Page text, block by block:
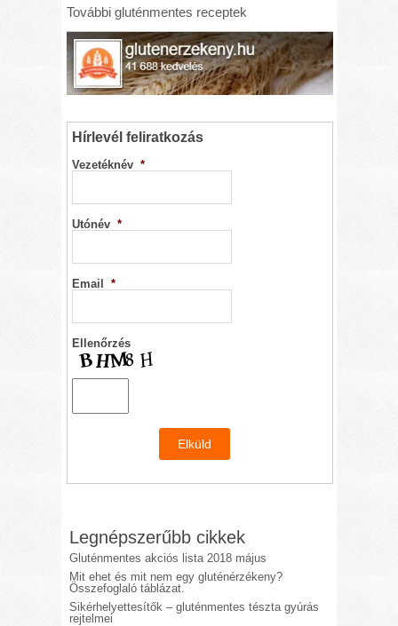
További gluténmentes receptek
Hírlevél feliratkozás
Vezetéknév *
Utónév *
Email *
Ellenőrzés
Legnépszerűbb cikkek
Gluténmentes akciós lista 2018 május
Mit ehet és mit nem egy gluténérzékeny?
Összefoglaló táblázat.
Sikérhelyettesítők – gluténmentes tészta gyúrás
rejtelmei